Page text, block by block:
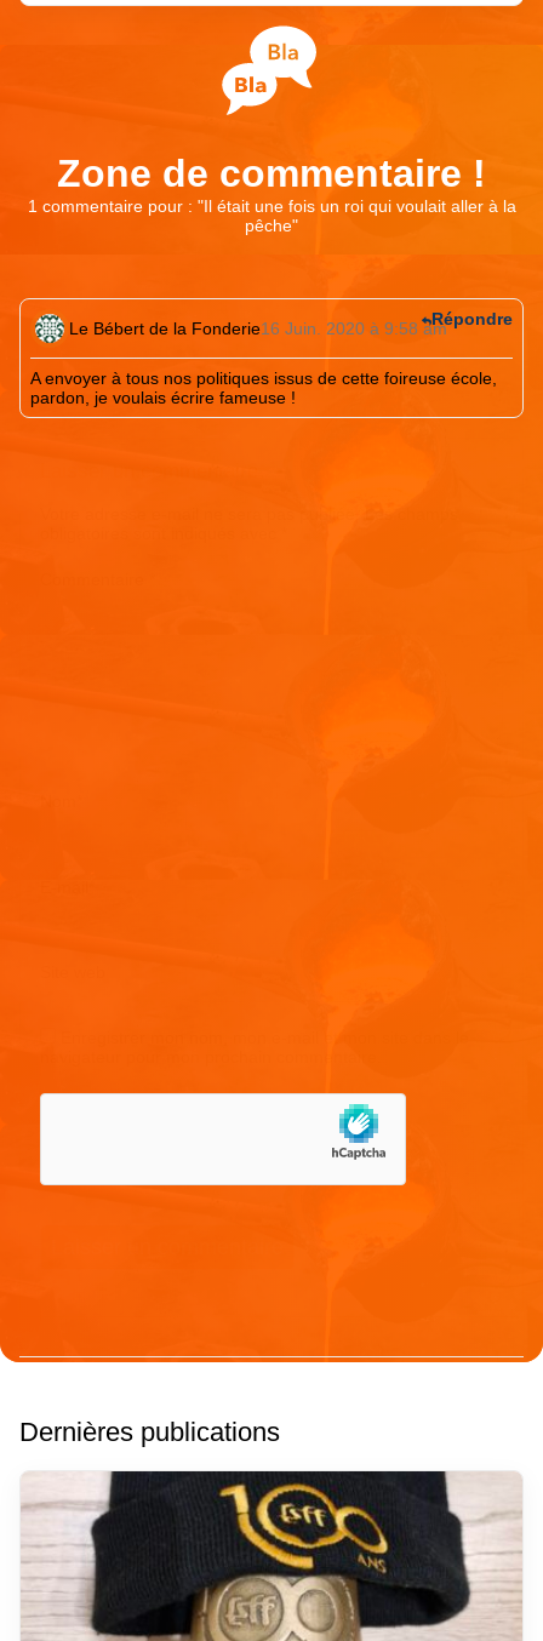
Zone de commentaire !
1 commentaire pour : "Il était une fois un roi qui voulait aller à la
pêche"
Le Bébert de la Fonderie16 Juin. 2020 à 9:58 am
A envoyer à tous nos politiques issus de cette foireuse école,
pardon, je voulais écrire fameuse !
Répondre
Dernières publications